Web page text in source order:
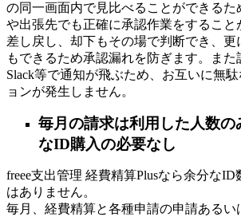
の同一画面内で見比べることができるた
や出張先でも正確に承認作業をすること
差し戻し、却下もその場で判断でき、
もできるため承認漏れを防ぎます。また
Slack等で通知が飛ぶため、お互いに無
ョンが発生しません。
毎月の請求は利用した人数の
なID購入の必要なし
freee支出管理 経費精算Plusなら余分な
はありません。
毎月、経費精算と各種申請の申請あるい